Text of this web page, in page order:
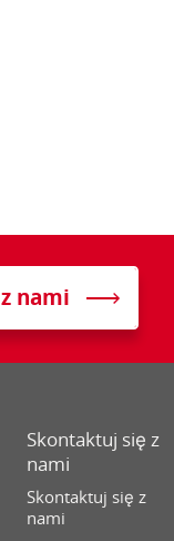
nami
Skontaktuj się z
nami
Skontaktuj się z
nami